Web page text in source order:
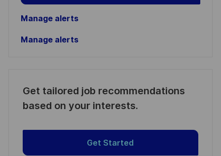
Manage alerts
Manage alerts
Get tailored job recommendations
based on your interests.
Get Started